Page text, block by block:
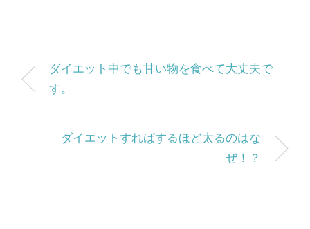
ダイエット中でも甘い物を食べて大丈夫で
す。
ダイエットすればするほど太るのはな
ぜ！？